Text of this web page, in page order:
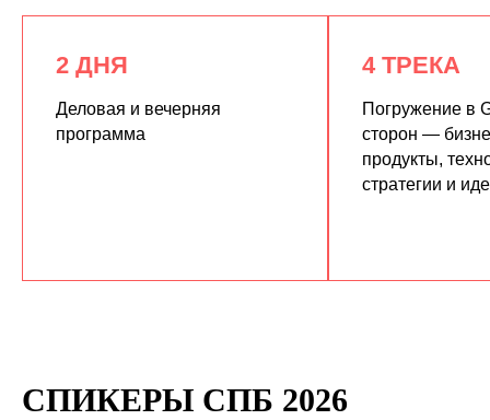
2 ДНЯ
Деловая и вечерняя
программа
4 ТРЕКА
Погружение в
сторон —
продукты,
стратегии и
СПИКЕРЫ СПБ 2026